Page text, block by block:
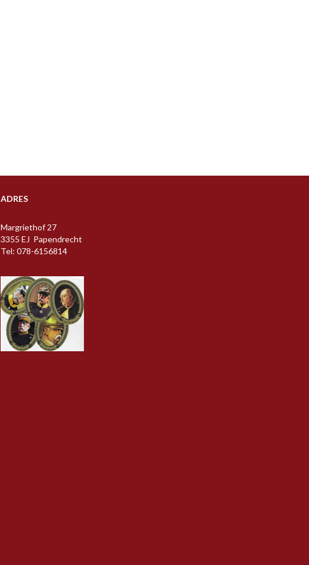
ADRES
Margriethof 27
3355 EJ Papendrecht
Tel: 078-6156814